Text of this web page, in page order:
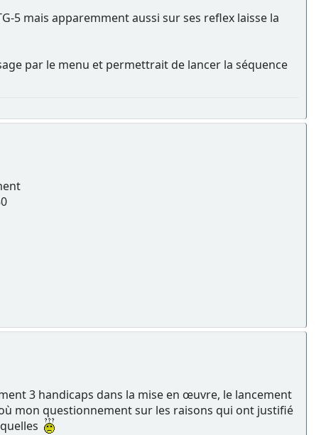
5 mais apparemment aussi sur ses reflex laisse la
par le menu et permettrait de lancer la séquence
3 handicaps dans la mise en œuvre, le lancement
mon questionnement sur les raisons qui ont justifié